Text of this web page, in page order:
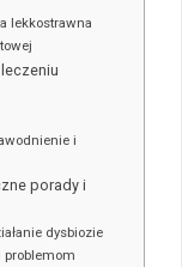
lekkostrawna
i
porady i
dysbiozie
problemom